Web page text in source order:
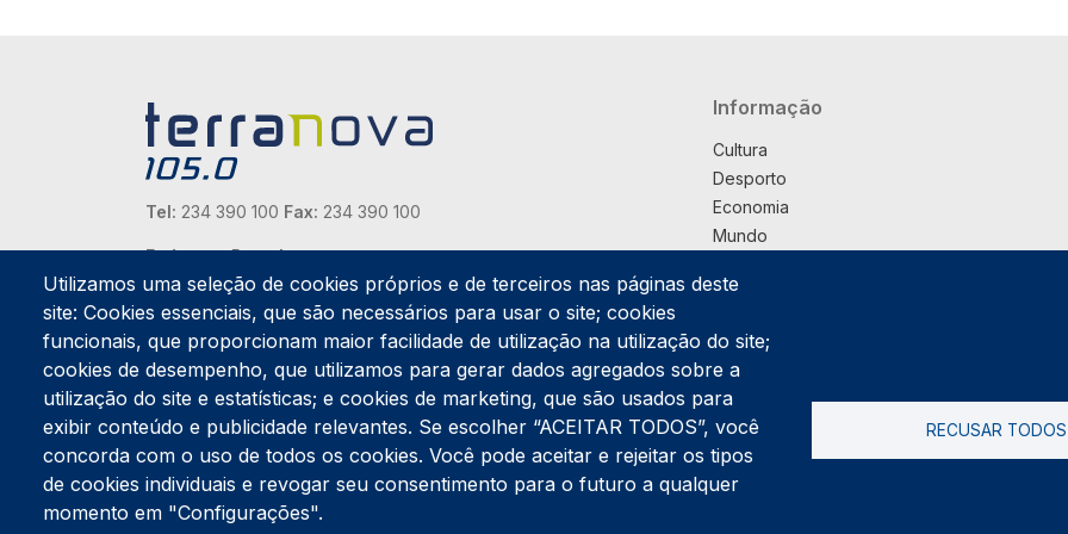
Tel: 234 390 100 Fax: 234 390 100
Endereço Postal
Apartado 42
Rua Gil Eanes 31
3834-908 Gafanha da Nazaré
Estúdios
Rua Prior Guerra
Edifício do Centro Cultural da Gafanha da Nazaré
3830-556 Gafanha da Nazaré
Navegação principal
Informação
Cultura
Desporto
Economia
Mundo
País
Praça
Pub
Saúde
Sociedade
Rodapé
Utilizamos uma seleção de cookies próprios e de terceiros nas páginas deste
site: Cookies essenciais, que são necessários para usar o site; cookies
funcionais, que proporcionam maior facilidade de utilização na utilização do site;
cookies de desempenho, que utilizamos para gerar dados agregados sobre a
utilização do site e estatísticas; e cookies de marketing, que são usados para
exibir conteúdo e publicidade relevantes. Se escolher “ACEITAR TODOS”, você
concorda com o uso de todos os cookies. Você pode aceitar e rejeitar os tipos
de cookies individuais e revogar seu consentimento para o futuro a qualquer
momento em "Configurações".
RECUSAR TODOS